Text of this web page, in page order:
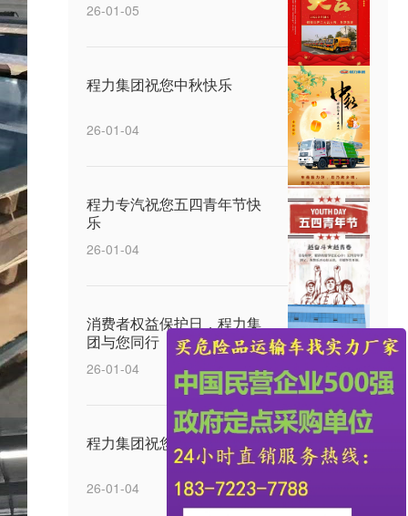
26-01-05
程力集团祝您中秋快乐
26-01-04
程力专汽祝您五四青年节快
乐
26-01-04
消费者权益保护日，程力集
团与您同行
26-01-04
程力集团祝您元宵节快乐
26-01-04